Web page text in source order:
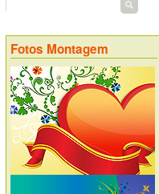
Fotos Montagem